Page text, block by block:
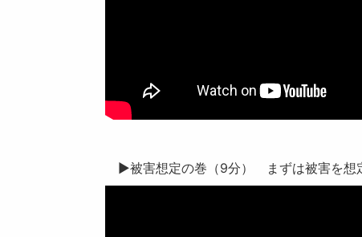
▶被害想定の巻（9分） まずは被害を想